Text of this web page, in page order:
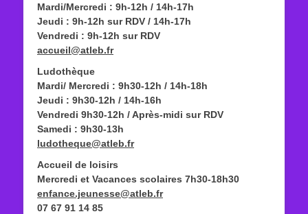
Mardi/Mercredi : 9h-12h / 14h-17h
Jeudi : 9h-12h sur RDV / 14h-17h
Vendredi : 9h-12h sur RDV
accueil@atleb.fr
Ludothèque
Mardi/ Mercredi : 9h30-12h / 14h-18h
Jeudi : 9h30-12h / 14h-16h
Vendredi 9h30-12h / Après-midi sur RDV
Samedi : 9h30-13h
ludotheque@atleb.fr
Accueil de loisirs
Mercredi et Vacances scolaires 7h30-18h30
enfance.jeunesse@atleb.fr
07 67 91 14 85